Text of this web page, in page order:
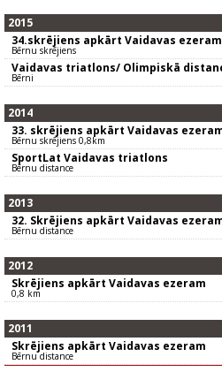
2015
34.skrējiens apkārt Vaidavas ezeram
Bērnu skrējiens
Vaidavas triatlons/ Olimpiskā
Bērni
2014
33. skrējiens apkārt Vaidavas
Bērnu skrējiens 0,8km
SportLat Vaidavas triatlons
Bērnu distance
2013
32. Skrējiens apkārt Vaidavas
Bērnu distance
2012
Skrējiens apkārt Vaidavas ezeram
0,8 km
2011
Skrējiens apkārt Vaidavas ezeram
Bērnu distance